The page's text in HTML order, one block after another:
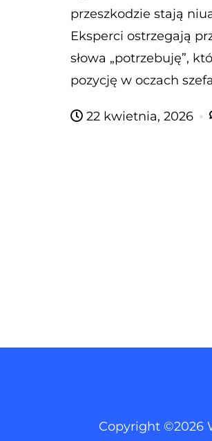
przeszkodzie stają
Eksperci ostrzegają
słowa „potrzebuję”,
pozycję w oczach
22 kwietnia, 2026
Copyright ©2026